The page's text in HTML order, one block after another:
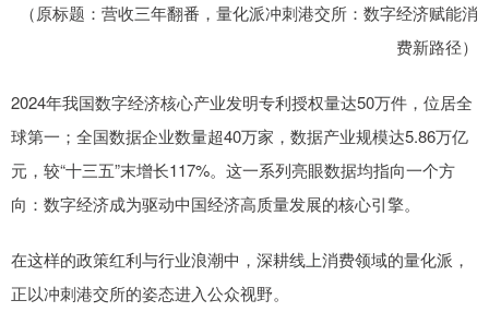
（原标题：营收三年翻番，量化派冲刺港交所：数字经济赋能消
费新路径）
2024年我国数字经济核心产业发明专利授权量达50万件，位居全
球第一；全国数据企业数量超40万家，数据产业规模达5.86万亿
元，较“十三五”末增长117%。这一系列亮眼数据均指向一个方
向：数字经济成为驱动中国经济高质量发展的核心引擎。
在这样的政策红利与行业浪潮中，深耕线上消费领域的量化派，
正以冲刺港交所的姿态进入公众视野。